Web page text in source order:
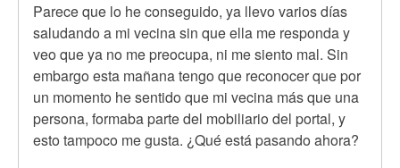
Parece que lo he conseguido, ya llevo varios días
saludando a mi vecina sin que ella me responda y
veo que ya no me preocupa, ni me siento mal. Sin
embargo esta mañana tengo que reconocer que por
un momento he sentido que mi vecina más que una
persona, formaba parte del mobiliario del portal, y
esto tampoco me gusta. ¿Qué está pasando ahora?